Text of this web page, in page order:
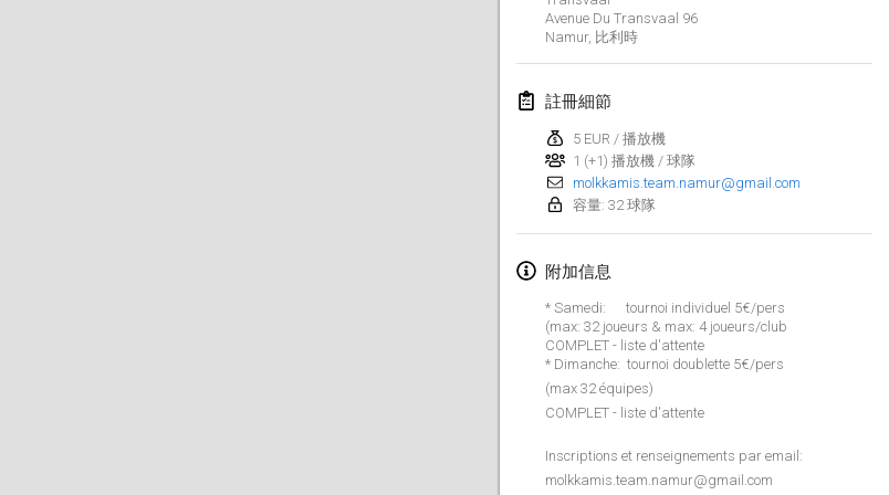
Avenue Du Transvaal 96
Namur, 比利時
註冊細節
5 EUR / 播放機
1 (+1) 播放機 / 球隊
molkkamis.team.namur@gmail.com
容量: 32 球隊
附加信息
* Samedi: tournoi individuel 5€/pers
(max: 32 joueurs & max: 4 joueurs/club
COMPLET - liste d'attente
* Dimanche: tournoi doublette 5€/pers
(max 32 équipes)
COMPLET - liste d'attente
Inscriptions et renseignements par email:
molkkamis.team.namur@gmail.com
2019年2月
Kotka Mölkky Open Indoor
2019年2月2日
Lumi Mölkky
2019年2月9日
Tournoi de la St Valentin
OTH
2019年2月16日|法國